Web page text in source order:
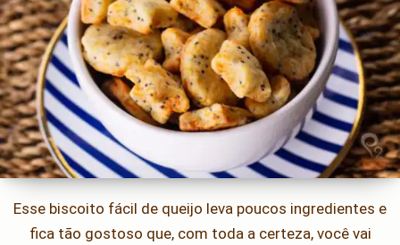
Esse biscoito fácil de queijo leva poucos ingredientes e
fica tão gostoso que, com toda a certeza, você vai